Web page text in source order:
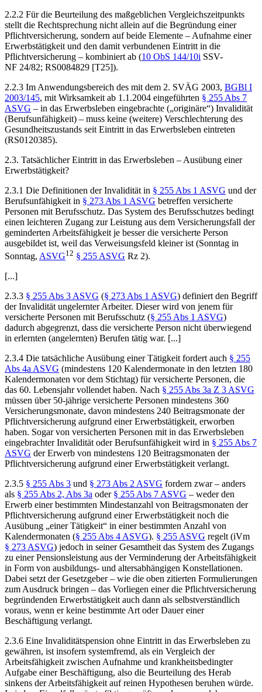
2.2.2 Für die Beurteilung des maßgeblichen Vergleichszeitpunkts
stellt die Rechtsprechung nicht allein auf die Begründung einer
Pflichtversicherung, sondern auf beide Elemente – Aufnahme einer
Erwerbstätigkeit und den damit verbundenen Eintritt in die
Pflichtversicherung – kombiniert ab (10 ObS 144/10i SSV-
NF 24/82; RS0084829 [T25]).
2.2.3 Im Anwendungsbereich des mit dem 2. SVÄG 2003, BGBl I
2003/145, mit Wirksamkeit ab 1.1.2004 eingeführten § 255 Abs 7
ASVG – in das Erwerbsleben eingebrachte („originäre“) Invalidität
(Berufsunfähigkeit) – muss keine (weitere) Verschlechterung des
Gesundheitszustands seit Eintritt in das Erwerbsleben eintreten
(RS0120385).
2.3. Tatsächlicher Eintritt in das Erwerbsleben – Ausübung einer
Erwerbstätigkeit?
2.3.1 Die Definitionen der Invalidität in § 255 Abs 1 ASVG und der
Berufsunfähigkeit in § 273 Abs 1 ASVG betreffen versicherte
Personen mit Berufsschutz. Das System des Berufsschutzes bedingt
einen leichteren Zugang zur Leistung aus dem Versicherungsfall der
geminderten Arbeitsfähigkeit je besser die versicherte Person
ausgebildet ist, weil das Verweisungsfeld kleiner ist (Sonntag in
Sonntag, ASVG12 § 255 ASVG Rz 2).
[...]
2.3.3 § 255 Abs 3 ASVG (§ 273 Abs 1 ASVG) definiert den Begriff
der Invalidität ungelernter Arbeiter. Dieser wird von jenem für
versicherte Personen mit Berufsschutz (§ 255 Abs 1 ASVG)
dadurch abgegrenzt, dass die versicherte Person nicht überwiegend
in erlernten (angelernten) Berufen tätig war. [...]
2.3.4 Die tatsächliche Ausübung einer Tätigkeit fordert auch § 255
Abs 4a ASVG (mindestens 120 Kalendermonate in den letzten 180
Kalendermonaten vor dem Stichtag) für versicherte Personen, die
das 60. Lebensjahr vollendet haben. Nach § 255 Abs 3a Z 3 ASVG
müssen über 50-jährige versicherte Personen mindestens 360
Versicherungsmonate, davon mindestens 240 Beitragsmonate der
Pflichtversicherung aufgrund einer Erwerbstätigkeit, erworben
haben. Sogar von versicherten Personen mit in das Erwerbsleben
eingebrachter Invalidität oder Berufsunfähigkeit wird in § 255 Abs 7
ASVG der Erwerb von mindestens 120 Beitragsmonaten der
Pflichtversicherung aufgrund einer Erwerbstätigkeit verlangt.
2.3.5 § 255 Abs 3 und § 273 Abs 2 ASVG fordern zwar – anders
als § 255 Abs 2, Abs 3a oder § 255 Abs 7 ASVG – weder den
Erwerb einer bestimmten Mindestanzahl von Beitragsmonaten der
Pflichtversicherung aufgrund einer Erwerbstätigkeit noch die
Ausübung „einer Tätigkeit“ in einer bestimmten Anzahl von
Kalendermonaten (§ 255 Abs 4 ASVG). § 255 ASVG regelt (iVm
§ 273 ASVG) jedoch in seiner Gesamtheit das System des Zugangs
zu einer Pensionsleistung aus der Verminderung der Arbeitsfähigkeit
in Form von ausbildungs- und altersabhängigen Konstellationen.
Dabei setzt der Gesetzgeber – wie die oben zitierten Formulierungen
zum Ausdruck bringen – das Vorliegen einer die Pflichtversicherung
begründenden Erwerbstätigkeit auch dann als selbstverständlich
voraus, wenn er keine bestimmte Art oder Dauer einer
Beschäftigung verlangt.
2.3.6 Eine Invaliditätspension ohne Eintritt in das Erwerbsleben zu
gewähren, ist insofern systemfremd, als ein Vergleich der
Arbeitsfähigkeit zwischen Aufnahme und krankheitsbedingter
Aufgabe einer Beschäftigung, also die Beurteilung des Herab
sinkens der Arbeitsfähigkeit auf reinen Hypothesen beruhen würde.